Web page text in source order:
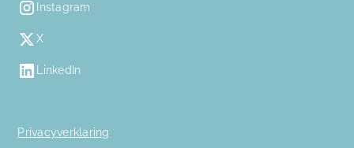
Instagram
X
LinkedIn
Privacyverklaring